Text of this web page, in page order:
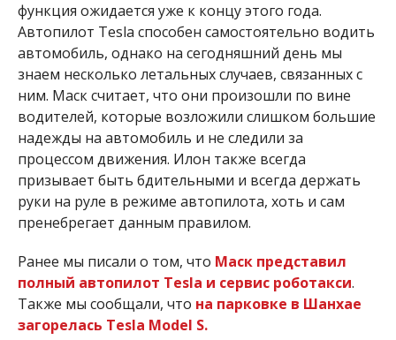
функция ожидается уже к концу этого года.
Автопилот Tesla способен самостоятельно водить
автомобиль, однако на сегодняшний день мы
знаем несколько летальных случаев, связанных с
ним. Маск считает, что они произошли по вине
водителей, которые возложили слишком большие
надежды на автомобиль и не следили за
процессом движения. Илон также всегда
призывает быть бдительными и всегда держать
руки на руле в режиме автопилота, хоть и сам
пренебрегает данным правилом.
Ранее мы писали о том, что Маск представил
полный автопилот Tesla и сервис роботакси.
Также мы сообщали, что на парковке в Шанхае
загорелась Tesla Model S.